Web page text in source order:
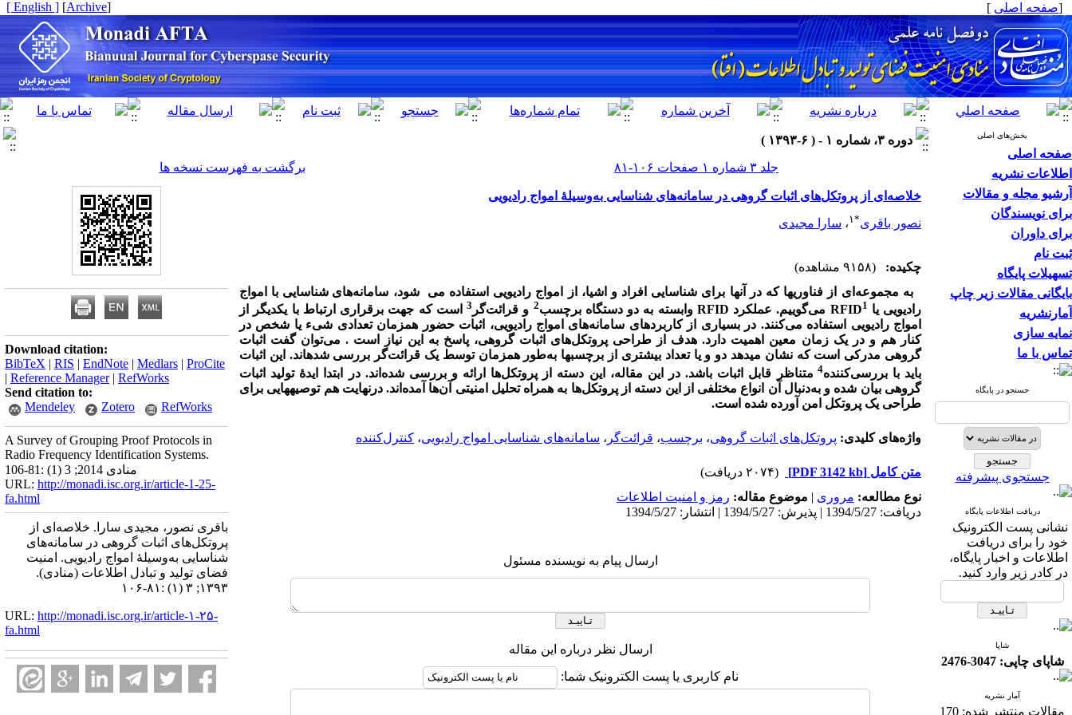
[صفحه اصلی ]
[
Archive
]
[ English ]
بخش‌های اصلی
صفحه اصلی
اطلاعات نشریه
آرشیو مجله و مقالات
برای نویسندگان
برای داوران
ثبت نام
تسهیلات پایگاه
بایگانی مقالات زیر چاپ
آمارنشریه
نمایه سازی
تماس با ما
جستجو در پایگاه
جستجوی پیشرفته
دریافت اطلاعات پایگاه
نشانی پست الکترونیک
خود را برای دریافت
اطلاعات و اخبار پایگاه،
در کادر زیر وارد کنید.
شاپا
شاپای چاپی: 3047-2476
آمار نشریه
مقالات منتشر شده: 170
دوره ۳، شماره ۱ - ( ۶-۱۳۹۳ )
جلد ۳ شماره ۱ صفحات ۱۰۶-۸۱
برگشت به فهرست نسخه ها
خلاصه‌ای از پروتکل‌های اثبات گروهی در سامانه‌های شناسایی به‌وسیلۀ امواج رادیویی
نصور باقری*۱ ، سارا مجیدی
چکیده:
(۹۱۵۸ مشاهده)
به مجموعه‌ای از فناوری­ها که در آن­ها برای شناسایی افراد و اشیا، از امواج رادیویی استفاده می
­شود، سامانه‌های شناسایی با امواج
رادیویی یا
RFID1 می‌گوییم. عملکرد RFID وابسته به دو دستگاه برچسب2 و قرائت‌گر 3 است که جهت برقراری ارتباط با یکدیگر از
امواج رادیویی استفاده می‌کنند. در بسیاری از کاربرد­های سامانه‌های امواج رادیویی، اثبات حضور هم­زمان تعدادی شی­ء یا شخص در
کنار هم و در یک زمان معین اهمیت دارد. هدف از طراحی پروتکل‌های اثبات گروهی، پاسخ به این نیاز است . می‌توان گفت اثبات
گروهی مدرکی است که نشان می­دهد دو و یا تعداد بیش­تری از برچسب­ها به‌طور هم­زمان توسط یک قرائت‌گر بررسی شده­اند. این اثبات
باید با بررسی‌کننده4 متناظر قابل اثبات باشد. در این مقاله، این دسته از پروتکل‌ها ارائه و بررسی شده‌اند. در ابتدا ایدۀ تولید اثبات
گروهی بیان شده و به‌دنبال آن انواع مختلفی از این دسته از پروتکل‌ها به همراه تحلیل امنیتی آن‌ها آمده‌اند. درنهایت هم توصیه­هایی برای
طراحی یک پروتکل امن آورده شده است.
واژه‌های کلیدی: پروتکل‌های اثبات گروهی، برچسب، قرائت‌گر ، سامانه‌های شناسایی امواج رادیویی، کنترل‌کننده
متن کامل [PDF 3142 kb]
(۲۰۷۴ دریافت)
نوع مطالعه: مروری | موضوع مقاله: رمز و امنیت اطلاعات
دریافت: 1394/5/27 | پذیرش: 1394/5/27 | انتشار: 1394/5/27
ارسال پیام به نویسنده مسئول
ارسال نظر درباره این مقاله
نام کاربری یا پست الکترونیک شما:
Download citation:
BibTeX | RIS | EndNote | Medlars | ProCite
| Reference Manager| RefWorks
Send citation to:
Mendeley
Zotero RefWorks
A Survey of Grouping Proof Protocols in
Radio Frequency Identification Systems.
منادی 2014; 3 (1) :81-106
URL: http://monadi.isc.org.ir/article-1-25-
fa.html
باقری نصور، مجیدی سارا. خلاصه‌ای از
پروتکل‌های اثبات گروهی در سامانه‌های
شناسایی به‌وسیلۀ امواج رادیویی. امنیت
فضای تولید و تبادل اطلاعات (منادی).
۱۳۹۳; ۳ (۱) :۸۱-۱۰۶
URL: http://monadi.isc.org.ir/article-۱-۲۵-
fa.html